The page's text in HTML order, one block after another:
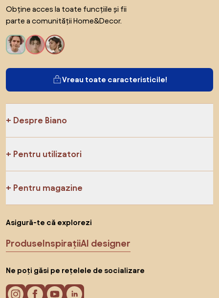
Obține acces la toate funcțiile și fii
parte a comunității Home&Decor.
Vreau toate caracteristicile!
Despre Biano
Pentru utilizatori
Pentru magazine
Asigură-te că explorezi
ProduseInspirațiiAI designer
Ne poți găsi pe rețelele de socializare